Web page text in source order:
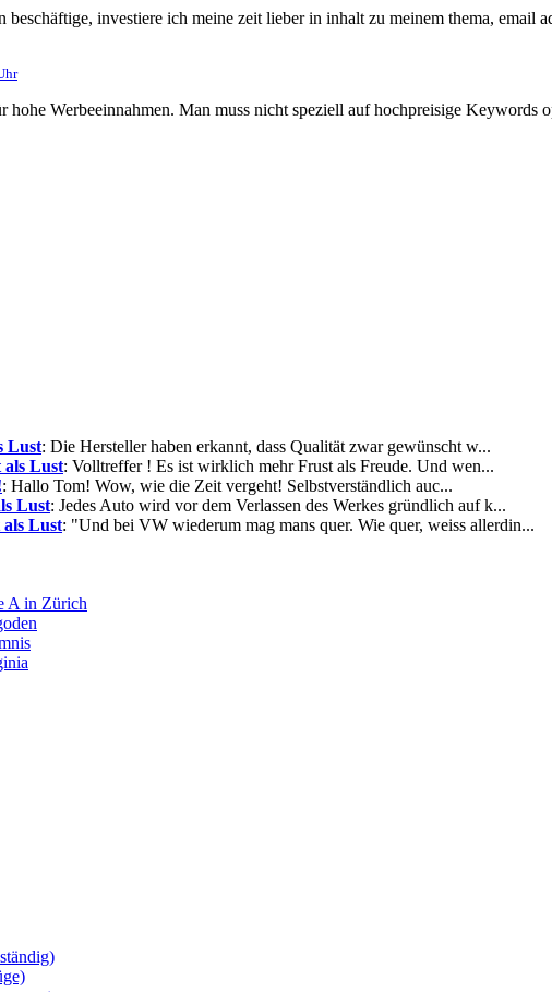
investiere ich meine zeit lieber in inhalt zu meinem thema, email
Werbeeinnahmen. Man muss nicht speziell auf hochpreisige
Lust: Die Hersteller haben erkannt, dass Qualität zwar gewünscht w...
Lust: Volltreffer ! Es ist wirklich mehr Frust als Freude. Und wen...
: Hallo Tom! Wow, wie die Zeit vergeht! Selbstverständlich auc...
Lust: Jedes Auto wird vor dem Verlassen des Werkes gründlich auf k...
Lust: "Und bei VW wiederum mag mans quer. Wie quer, weiss allerdin...
A in Zürich